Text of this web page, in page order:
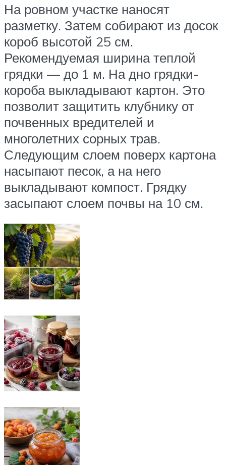
На ровном участке наносят
разметку. Затем собирают из досок
короб высотой 25 см.
Рекомендуемая ширина теплой
грядки — до 1 м. На дно грядки-
короба выкладывают картон. Это
позволит защитить клубнику от
почвенных вредителей и
многолетних сорных трав.
Следующим слоем поверх картона
насыпают песок, а на него
выкладывают компост. Грядку
засыпают слоем почвы на 10 см.